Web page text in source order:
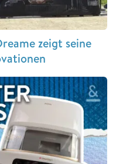
zeigt seine